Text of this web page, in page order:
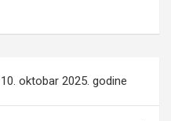
oktobar 2025. godine